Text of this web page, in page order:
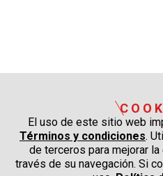
El uso de este sitio web
Términos y condiciones.
de terceros para mejorar
través de su navegación. Si